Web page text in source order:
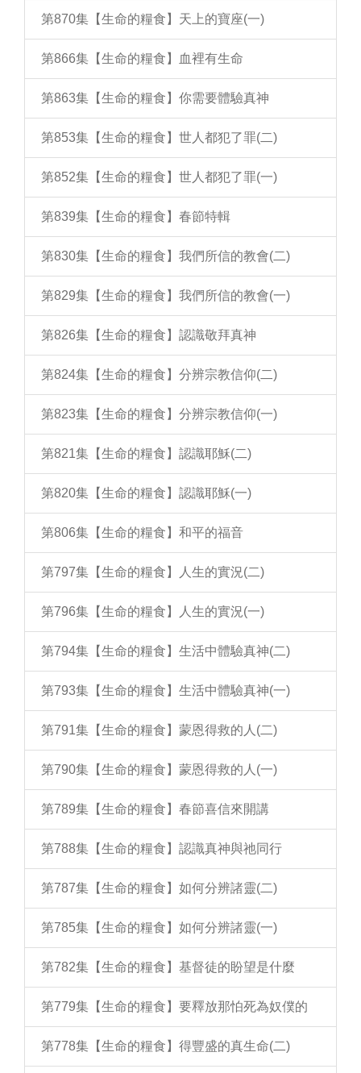
第870集【生命的糧食】天上的寶座(一)
第866集【生命的糧食】血裡有生命
第863集【生命的糧食】你需要體驗真神
第853集【生命的糧食】世人都犯了罪(二)
第852集【生命的糧食】世人都犯了罪(一)
第839集【生命的糧食】春節特輯
第830集【生命的糧食】我們所信的教會(二)
第829集【生命的糧食】我們所信的教會(一)
第826集【生命的糧食】認識敬拜真神
第824集【生命的糧食】分辨宗教信仰(二)
第823集【生命的糧食】分辨宗教信仰(一)
第821集【生命的糧食】認識耶穌(二)
第820集【生命的糧食】認識耶穌(一)
第806集【生命的糧食】和平的福音
第797集【生命的糧食】人生的實況(二)
第796集【生命的糧食】人生的實況(一)
第794集【生命的糧食】生活中體驗真神(二)
第793集【生命的糧食】生活中體驗真神(一)
第791集【生命的糧食】蒙恩得救的人(二)
第790集【生命的糧食】蒙恩得救的人(一)
第789集【生命的糧食】春節喜信來開講
第788集【生命的糧食】認識真神與祂同行
第787集【生命的糧食】如何分辨諸靈(二)
第785集【生命的糧食】如何分辨諸靈(一)
第782集【生命的糧食】基督徒的盼望是什麼
第779集【生命的糧食】要釋放那怕死為奴僕的
第778集【生命的糧食】得豐盛的真生命(二)